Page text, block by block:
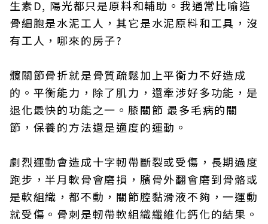
生素D, 陽光都只是原料和輔助。我通常比喻造
骨細胞是水泥工人，其它是水泥原料和工具，沒
有工人，哪來的房子?
髖關節骨折就是骨質疏鬆加上平衡力不好造成
的。平衡能力，除了肌力，還牽涉好多功能，是
退化最快的功能之一。膝關節 最多毛病的關
節，保養的方法還是適度的運動。
劇烈運動會造成十字軔帶斷裂或受傷，長期過度
跑步，半月軟骨會磨損，臏骨外翻會磨到骨骼或
是軟組織，都不動，關節腔黏滑液不夠，一運動
就受傷。骨刺是軔帶軟組織纖維化鈣化的結果。